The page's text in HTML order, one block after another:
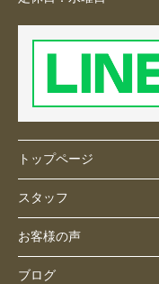
トップページ
スタッフ
お客様の声
ブログ